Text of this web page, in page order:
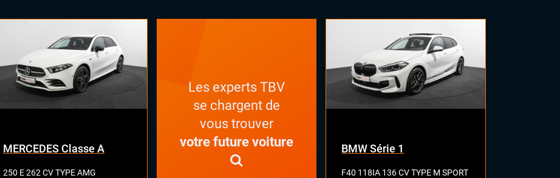
Volant multifonctions
MERCEDES Classe A
250 E 262 CV TYPE AMG
Les experts TBV
se chargent de
vous trouver
votre future voiture
BMW Série 1
F40 118IA 136 CV TYPE M SPORT